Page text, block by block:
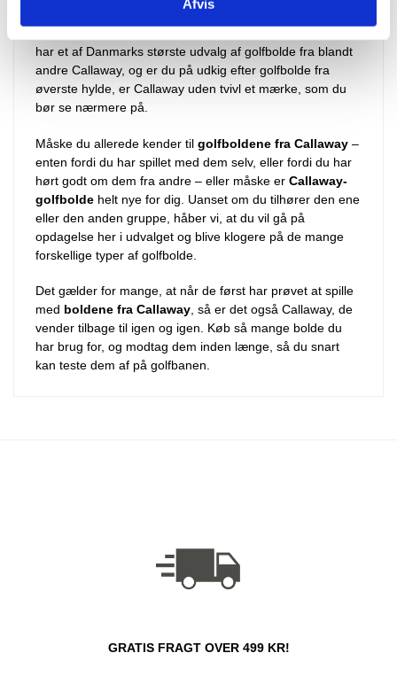
Afvis
har et af Danmarks største udvalg af golfbolde fra blandt
andre Callaway, og er du på udkig efter golfbolde fra
øverste hylde, er Callaway uden tvivl et mærke, som du
bør se nærmere på.
Måske du allerede kender til golfboldene fra Callaway –
enten fordi du har spillet med dem selv, eller fordi du har
hørt godt om dem fra andre – eller måske er Callaway-
golfbolde helt nye for dig. Uanset om du tilhører den ene
eller den anden gruppe, håber vi, at du vil gå på
opdagelse her i udvalget og blive klogere på de mange
forskellige typer af golfbolde.
Det gælder for mange, at når de først har prøvet at spille
med boldene fra Callaway , så er det også Callaway, de
vender tilbage til igen og igen. Køb så mange bolde du
har brug for, og modtag dem inden længe, så du snart
kan teste dem af på golfbanen.
GRATIS FRAGT OVER 499 KR!